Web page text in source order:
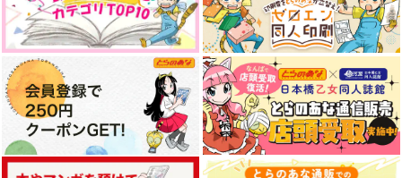
カート
847円（税込）
サンプル
作品詳細